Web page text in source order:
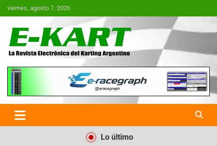
Saltar
al
viernes, agosto 7, 2026
E-Kart.com.ar | La Revista
Electrónica del Karting en
Argentina
Lo último